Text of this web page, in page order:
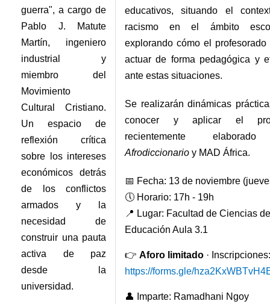
guerra", a cargo de
Pablo J. Matute
Martín, ingeniero
industrial y
miembro del
Movimiento
Cultural Cristiano.
Un espacio de
reflexión crítica
sobre los intereses
económicos detrás
de los conflictos
armados y la
necesidad de
construir una pauta
activa de paz
desde la
universidad.
educativos, situando el
racismo en el ámbito
explorando cómo el profesorado
actuar de forma pedagógica y
ante estas situaciones.
Se realizarán dinámicas
conocer y aplicar el
recientemente
Afrodiccionario y MAD África.
📅 Fecha: 13 de noviembre
🕔 Horario: 17h - 19h
📍 Lugar: Facultad de Ciencias
Educación Aula 3.1
👉 Aforo limitado · Inscripciones:
https://forms.gle/
👤 Imparte: Ramadhani Ngoy